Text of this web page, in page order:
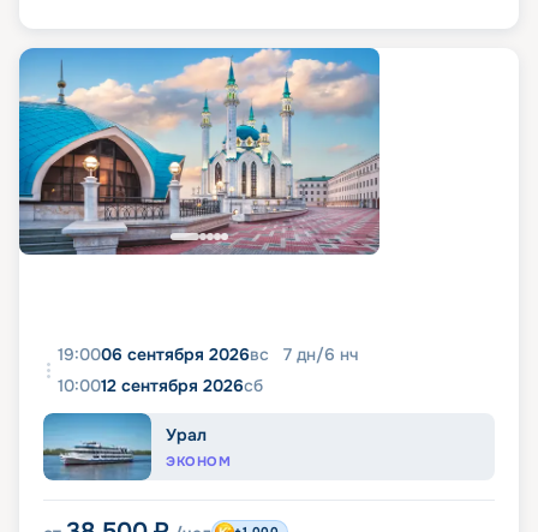
19:0006 сентября 2026вс 7 дн/6 нч
10:0012 сентября 2026сб
Урал
ЭКОНОМ